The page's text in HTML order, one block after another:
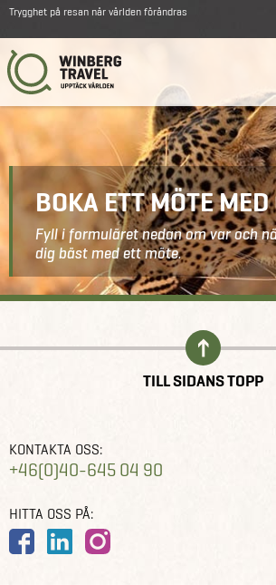
Trygghet på resan när världen förändras
BOKA ETT MÖTE
Fyll i formuläret nedan om var och
dig bäst med ett möte.
TILL SIDANS TOPP
KONTAKTA OSS:
+46(0)40-645 04 90
HITTA OSS PÅ: